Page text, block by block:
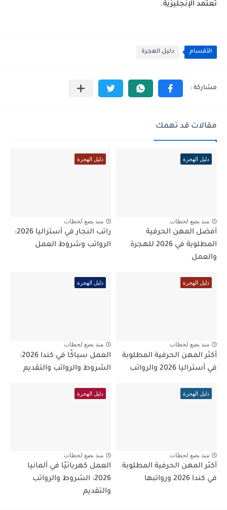
تعتمد الإنجليزية.
الأقسام دليل الهجرة
مقالات قد تهمك
دليل الهجرة
منذ بضع لحظات
أفضل المهن الحرفية
المطلوبة في 2026 للهجرة
والعمل
دليل الهجرة
منذ بضع لحظات
راتب النجار في أستراليا 2026:
الرواتب وشروط العمل
دليل الهجرة
منذ بضع لحظات
أكثر المهن الحرفية المطلوبة
في أستراليا 2026 والرواتب
دليل الهجرة
منذ بضع لحظات
العمل سباكًا في كندا 2026:
الشروط والرواتب والتقديم
دليل الهجرة
منذ بضع لحظات
أكثر المهن الحرفية المطلوبة
في كندا 2026 ورواتبها
دليل الهجرة
منذ بضع لحظات
العمل كهربائيًا في ألمانيا
2026: الشروط والرواتب
والتقديم